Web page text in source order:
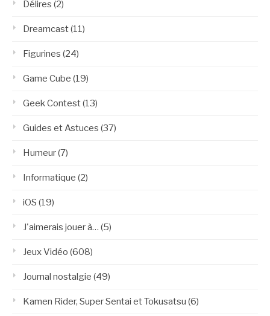
Délires (2)
Dreamcast(11)
Figurines (24)
Game Cube (19)
Geek Contest(13)
Guides et Astuces (37)
Humeur(7)
Informatique (2)
iOS (19)
J'aimerais jouer à… (5)
Jeux Vidéo (608)
Journal nostalgie (49)
Kamen Rider, Super Sentai et Tokusatsu (6)